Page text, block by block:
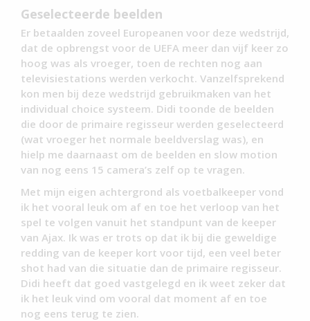
Geselecteerde beelden
Er betaalden zoveel Europeanen voor deze wedstrijd,
dat de opbrengst voor de UEFA meer dan vijf keer zo
hoog was als vroeger, toen de rechten nog aan
televisiestations werden verkocht. Vanzelfsprekend
kon men bij deze wedstrijd gebruikmaken van het
individual choice systeem. Didi toonde de beelden
die door de primaire regisseur werden geselecteerd
(wat vroeger het normale beeldverslag was), en
hielp me daarnaast om de beelden en slow motion
van nog eens 15 camera’s zelf op te vragen.
Met mijn eigen achtergrond als voetbalkeeper vond
ik het vooral leuk om af en toe het verloop van het
spel te volgen vanuit het standpunt van de keeper
van Ajax. Ik was er trots op dat ik bij die geweldige
redding van de keeper kort voor tijd, een veel beter
shot had van die situatie dan de primaire regisseur.
Didi heeft dat goed vastgelegd en ik weet zeker dat
ik het leuk vind om vooral dat moment af en toe
nog eens terug te zien.